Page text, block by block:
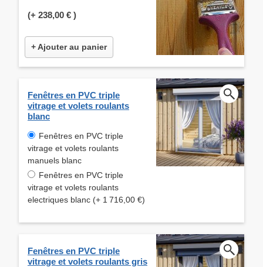
(+ 238,00 € )
+ Ajouter au panier
Fenêtres en PVC triple
vitrage et volets roulants
blanc
Fenêtres en PVC triple
vitrage et volets roulants
manuels blanc
Fenêtres en PVC triple
vitrage et volets roulants
electriques blanc (+ 1 716,00 €)
Fenêtres en PVC triple
vitrage et volets roulants gris